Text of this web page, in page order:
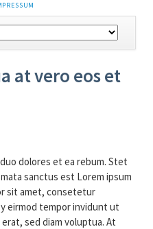
at vero eos et
dolores et ea rebum. Stet
sanctus est Lorem ipsum
sit amet, consetetur
eirmod tempor invidunt ut
sed diam voluptua. At